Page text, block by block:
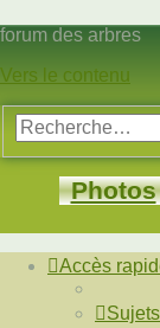
forum des arbres
Vers le contenu
Photos
Accès